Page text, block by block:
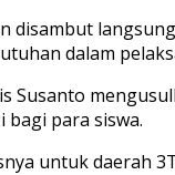
disambut
dalam
Susanto
para siswa.
untuk daerah